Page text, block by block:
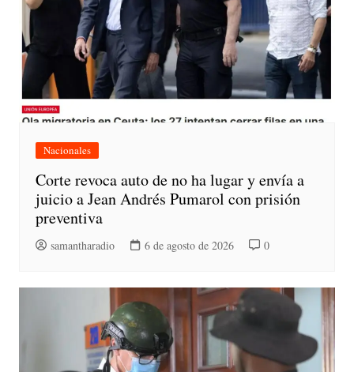
Nacionales
Corte revoca auto de no ha lugar y envía a
juicio a Jean Andrés Pumarol con prisión
preventiva
samantharadio 6 de agosto de 2026 0